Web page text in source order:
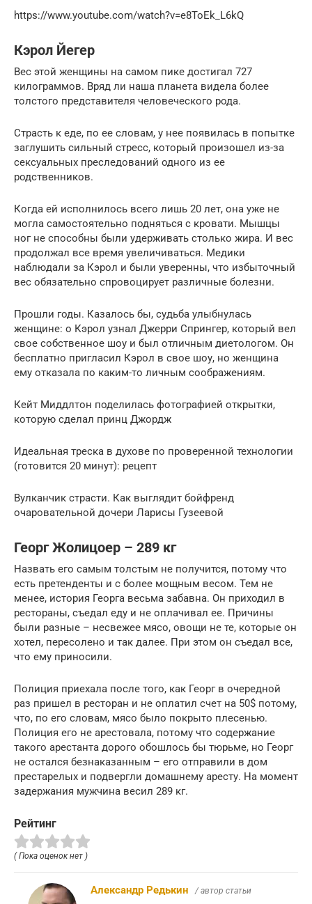
https://www.youtube.com/watch?v=e8ToEk_L6kQ
Кэрол Йегер
Вес этой женщины на самом пике достигал 727
килограммов. Вряд ли наша планета видела более
толстого представителя человеческого рода.
Страсть к еде, по ее словам, у нее появилась в попытке
заглушить сильный стресс, который произошел из-за
сексуальных преследований одного из ее
родственников.
Когда ей исполнилось всего лишь 20 лет, она уже не
могла самостоятельно подняться с кровати. Мышцы
ног не способны были удерживать столько жира. И вес
продолжал все время увеличиваться. Медики
наблюдали за Кэрол и были уверенны, что избыточный
вес обязательно спровоцирует различные болезни.
Прошли годы. Казалось бы, судьба улыбнулась
женщине: о Кэрол узнал Джерри Спрингер, который вел
свое собственное шоу и был отличным диетологом. Он
бесплатно пригласил Кэрол в свое шоу, но женщина
ему отказала по каким-то личным соображениям.
Кейт Миддлтон поделилась фотографией открытки,
которую сделал принц Джордж
Идеальная треска в духове по проверенной технологии
(готовится 20 минут): рецепт
Вулканчик страсти. Как выглядит бойфренд
очаровательной дочери Ларисы Гузеевой
Георг Жолицоер – 289 кг
Назвать его самым толстым не получится, потому что
есть претенденты и с более мощным весом. Тем не
менее, история Георга весьма забавна. Он приходил в
рестораны, съедал еду и не оплачивал ее. Причины
были разные – несвежее мясо, овощи не те, которые он
хотел, пересолено и так далее. При этом он съедал все,
что ему приносили.
Полиция приехала после того, как Георг в очередной
раз пришел в ресторан и не оплатил счет на 50$ потому,
что, по его словам, мясо было покрыто плесенью.
Полиция его не арестовала, потому что содержание
такого арестанта дорого обошлось бы тюрьме, но Георг
не остался безнаказанным – его отправили в дом
престарелых и подвергли домашнему аресту. На момент
задержания мужчина весил 289 кг.
Рейтинг
( Пока оценок нет )
Александр Редькин / автор статьи